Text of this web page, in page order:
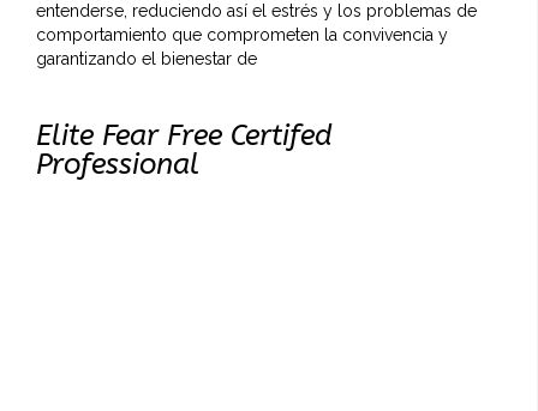
entenderse, reduciendo así el estrés y los problemas de
comportamiento que comprometen la convivencia y
garantizando el bienestar de
Elite Fear Free Certifed
Professional